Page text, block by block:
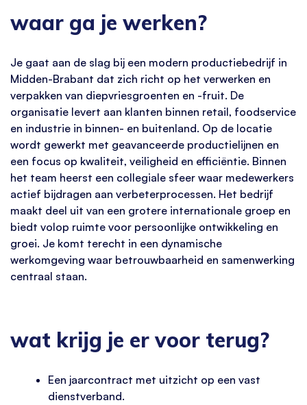
waar ga je werken?
Je gaat aan de slag bij een modern productiebedrijf in
Midden-Brabant dat zich richt op het verwerken en
verpakken van diepvriesgroenten en -fruit. De
organisatie levert aan klanten binnen retail, foodservice
en industrie in binnen- en buitenland. Op de locatie
wordt gewerkt met geavanceerde productielijnen en
een focus op kwaliteit, veiligheid en efficiëntie. Binnen
het team heerst een collegiale sfeer waar medewerkers
actief bijdragen aan verbeterprocessen. Het bedrijf
maakt deel uit van een grotere internationale groep en
biedt volop ruimte voor persoonlijke ontwikkeling en
groei. Je komt terecht in een dynamische
werkomgeving waar betrouwbaarheid en samenwerking
centraal staan.
wat krijg je er voor terug?
Een jaarcontract met uitzicht op een vast
dienstverband.